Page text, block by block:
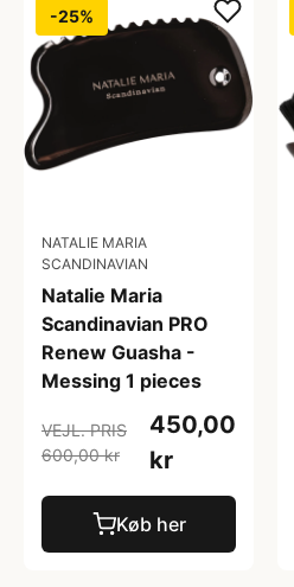
-25%
NATALIE MARIA
SCANDINAVIAN
Natalie Maria
Scandinavian PRO
Renew Guasha -
Messing 1 pieces
VEJL. PRIS
600,00 kr
450,00
kr
Køb her